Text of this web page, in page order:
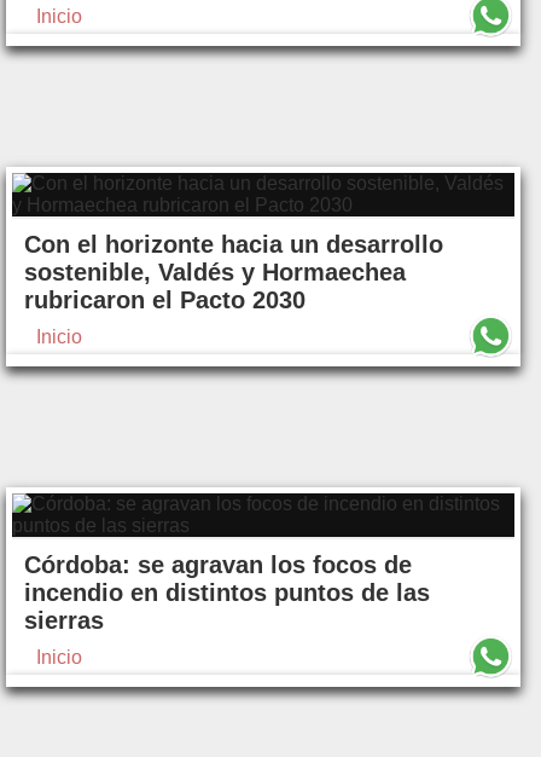
Inicio
Con el horizonte hacia un desarrollo
sostenible, Valdés y Hormaechea
rubricaron el Pacto 2030
Inicio
Córdoba: se agravan los focos de
incendio en distintos puntos de las
sierras
Inicio